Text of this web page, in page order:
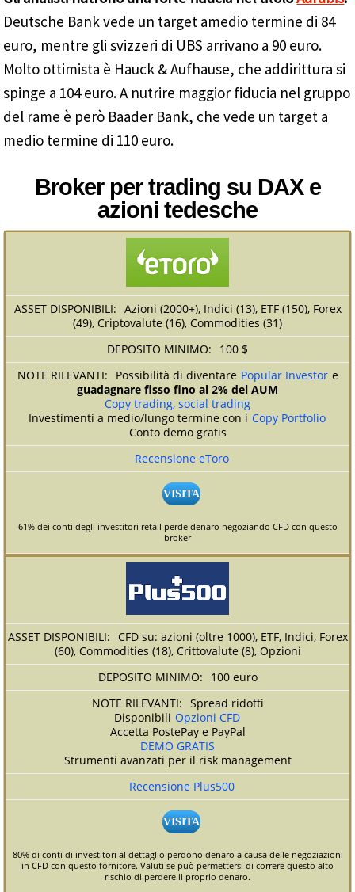
Deutsche Bank vede un target amedio termine di 84
euro, mentre gli svizzeri di UBS arrivano a 90 euro.
Molto ottimista è Hauck & Aufhause, che addirittura si
spinge a 104 euro. A nutrire maggior fiducia nel gruppo
del rame è però Baader Bank, che vede un target a
medio termine di 110 euro.
Broker per trading su DAX e
azioni tedesche
Azioni (2000+), Indici (13), ETF (150), Forex
(49), Criptovalute (16), Commodities (31)
100 $
Possibilità di diventare Popular Investor e
guadagnare fisso fino al 2% del AUM
Copy trading, social trading
Investimenti a medio/lungo termine con i Copy Portfolio
Conto demo gratis
Recensione eToro
VISITA
61% dei conti degli investitori retail perde denaro negoziando CFD con questo
broker
CFD su: azioni (oltre 1000), ETF, Indici, Forex
(60), Commodities (18), Crittovalute (8), Opzioni
100 euro
Spread ridotti
Disponibili Opzioni CFD
Accetta PostePay e PayPal
DEMO GRATIS
Strumenti avanzati per il risk management
Recensione Plus500
VISITA
80% di conti di investitori al dettaglio perdono denaro a causa delle negoziazioni
in CFD con questo fornitore. Valuti se può permettersi di correre questo alto
rischio di perdere il proprio denaro.